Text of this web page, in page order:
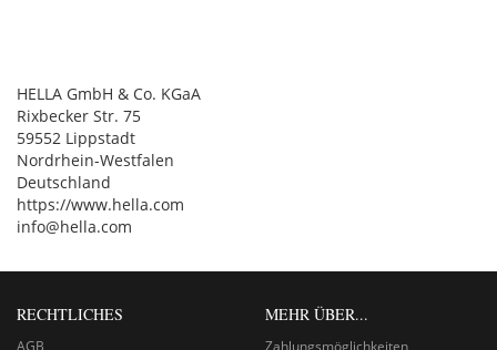
HELLA GmbH & Co. KGaA
Rixbecker Str. 75
59552 Lippstadt
Nordrhein-Westfalen
Deutschland
https://www.hella.com
info@hella.com
RECHTLICHES MEHR ÜBER...